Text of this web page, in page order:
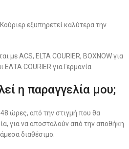
εξυπηρετεί καλύτερα την
με ACS, ELTA COURIER, BOXNOW για
ΕΛΤΑ COURIER για Γερμανία
η παραγγελία μου;
ώρες, από την στιγμή που θα
για να αποσταλούν από την αποθήκη
διαθέσιμο.